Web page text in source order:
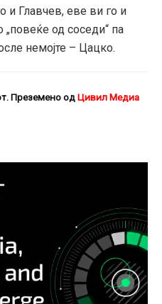
и Главчев, еве ви го и
од соседи“ па
немојте – Цацко.
Преземено одЦивил Медиа